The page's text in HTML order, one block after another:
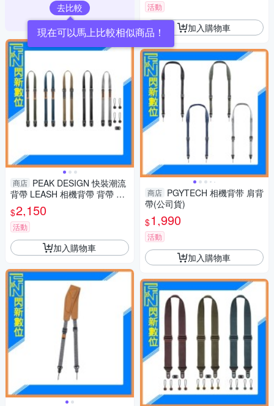
去比較
現在可以馬上比較相似商品！
商店 PEAK DESIGN 快裝潮流
背帶 LEASH 相機背帶 背帶 黑/
灰/藍/綠/黃 (公司貨)
$2,150
活動
加入購物車
活動
加入購物車
商店 PGYTECH 相機背带 肩背
帶(公司貨)
$1,990
活動
加入購物車